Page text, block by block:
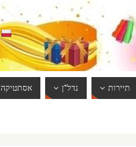
תיירות נדל"ן אסתטיקה